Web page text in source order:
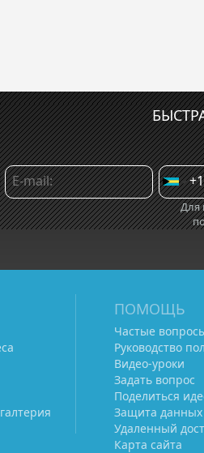
Для
ПОМОЩЬ
Частые
Руководство
Видео-уроки
Задать вопрос
Поделиться
Защита данных
Удаленный
Карта сайта